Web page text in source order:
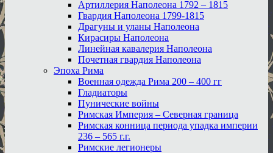
Артиллерия Наполеона 1792 – 1815
Гвардия Наполеона 1799-1815
Драгуны и уланы Наполеона
Кирасиры Наполеона
Линейная кавалерия Наполеона
Почетная гвардия Наполеона
Эпоха Рима
Военная одежда Рима 200 – 400 гг
Гладиаторы
Пунические войны
Римская Империя – Северная граница
Римская конница периода упадка империи
236 – 565 г.г.
Римские легионеры